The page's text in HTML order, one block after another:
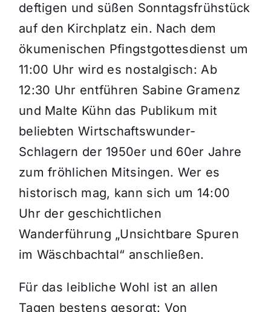
deftigen und süßen Sonntagsfrühstück
auf den Kirchplatz ein. Nach dem
ökumenischen Pfingstgottesdienst um
11:00 Uhr wird es nostalgisch: Ab
12:30 Uhr entführen Sabine Gramenz
und Malte Kühn das Publikum mit
beliebten Wirtschaftswunder-
Schlagern der 1950er und 60er Jahre
zum fröhlichen Mitsingen. Wer es
historisch mag, kann sich um 14:00
Uhr der geschichtlichen
Wanderführung „Unsichtbare Spuren
im Wäschbachtal“ anschließen.
Für das leibliche Wohl ist an allen
Tagen bestens gesorgt: Von